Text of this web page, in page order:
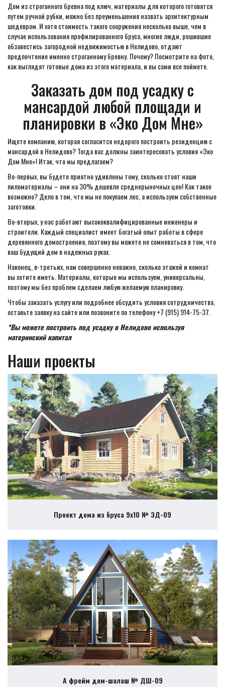
Дом из строганного бревна под ключ, материалы для которого готовятся
путем ручной рубки, можно без преуменьшения назвать архитектурным
шедевром. И хотя стоимость такого сооружения несколько выше, чем в
случае использования профилированного бруса, многие люди, решившие
обзавестись загородной недвижимостью в Нелидово, отдают
предпочтение именно строганному бревну. Почему? Посмотрите на фото,
как выглядят готовые дома из этого материала, и вы сами все поймете.
Заказать дом под усадку с
мансардой любой площади и
планировки в «Эко Дом Мне»
Ищете компанию, которая согласится недорого построить резиденцию с
мансардой в Нелидово? Тогда вас должны заинтересовать условия «Эко
Дом Мне»! Итак, что мы предлагаем?
Во-первых, вы будете приятно удивлены тому, сколько стоят наши
пиломатериалы – они на 30% дешевле среднерыночных цен! Как такое
возможно? Дело в том, что мы не покупаем лес, а используем собственные
заготовки.
Во-вторых, у нас работают высококвалифицированные инженеры и
строители. Каждый специалист имеет богатый опыт работы в сфере
деревянного домостроения, поэтому вы можете не сомневаться в том, что
ваш будущий дом в надежных руках.
Наконец, в-третьих, нам совершенно неважно, сколько этажей и комнат
вы хотите иметь. Материалы, которые мы используем, универсальны,
поэтому мы без проблем сделаем любую желаемую планировку.
Чтобы заказать услугу или подробнее обсудить условия сотрудничества,
оставьте заявку на сайте или позвоните по телефону +7 (915) 914-75-37.
*Вы можете построить под усадку в Нелидово используя
материнский капитал
Наши проекты
Проект дома из бруса 9х10 № ЭД-09
А фрейм дом-шалаш № ДШ-09